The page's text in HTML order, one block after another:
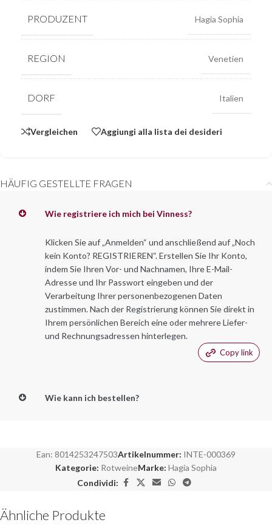
PRODUZENT Hagia Sophia
REGION Venetien
DORF Italien
Vergleichen Aggiungi alla lista dei desideri
HÄUFIG GESTELLTE FRAGEN
Wie registriere ich mich bei Vinness?
Klicken Sie auf „Anmelden“ und anschließend auf „Noch
kein Konto? REGISTRIEREN“. Erstellen Sie Ihr Konto,
indem Sie Ihren Vor- und Nachnamen, Ihre E-Mail-
Adresse und Ihr Passwort eingeben und der
Verarbeitung Ihrer personenbezogenen Daten
zustimmen. Nach der Registrierung können Sie direkt in
Ihrem persönlichen Bereich eine oder mehrere Liefer-
und Rechnungsadressen hinterlegen.
Copy link
Wie kann ich bestellen?
Ean: 8014253247503Artikelnummer: INTE-000369
Kategorie: RotweineMarke: Hagia Sophia
Condividi:
Ähnliche Produkte